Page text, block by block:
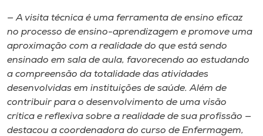
— A visita técnica é uma ferramenta de ensino eficaz
no processo de ensino-aprendizagem e promove uma
aproximação com a realidade do que está sendo
ensinado em sala de aula, favorecendo ao estudando
a compreensão da totalidade das atividades
desenvolvidas em instituições de saúde. Além de
contribuir para o desenvolvimento de uma visão
crítica e reflexiva sobre a realidade de sua profissão —
destacou a coordenadora do curso de Enfermagem,